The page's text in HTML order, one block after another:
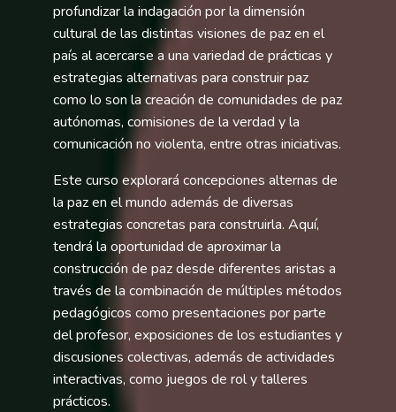
profundizar la indagación por la dimensión
cultural de las distintas visiones de paz en el
país al acercarse a una variedad de prácticas y
estrategias alternativas para construir paz
como lo son la creación de comunidades de paz
autónomas, comisiones de la verdad y la
comunicación no violenta, entre otras iniciativas.
Este curso explorará concepciones alternas de
la paz en el mundo además de diversas
estrategias concretas para construirla. Aquí,
tendrá la oportunidad de aproximar la
construcción de paz desde diferentes aristas a
través de la combinación de múltiples métodos
pedagógicos como presentaciones por parte
del profesor, exposiciones de los estudiantes y
discusiones colectivas, además de actividades
interactivas, como juegos de rol y talleres
prácticos.